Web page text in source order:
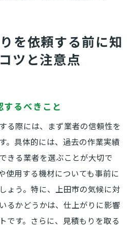
を依頼する前に知
ツと注意点
るべきこと
る際には、まず業者の信頼性を
。具体的には、過去の作業実績
きる業者を選ぶことが大切で
使用する機材についても事前に
ょう。特に、上田市の気候に対
るかどうかは、仕上がりに影響
です。さらに、見積もりを取る